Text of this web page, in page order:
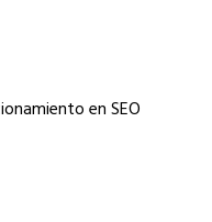
en SEO